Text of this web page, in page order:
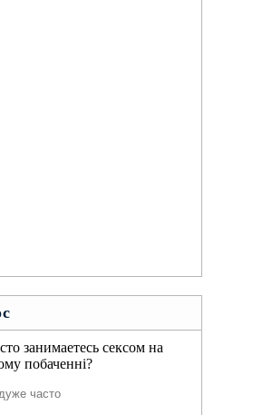
занимаетесь сексом на
побаченні?
часто